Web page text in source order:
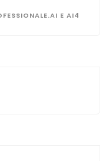
E AI4